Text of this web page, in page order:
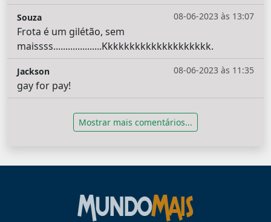
08-06-2023 às 13:07
Souza
Frota é um gilétão, sem
maissss....................Kkkkkkkkkkkkkkkkkkkk.
08-06-2023 às 11:35
Jackson
gay for pay!
Mostrar mais comentários...